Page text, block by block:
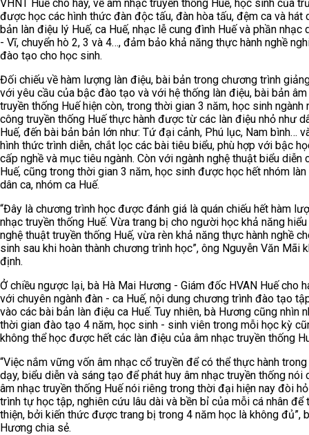
VHNT Huế cho hay, về âm nhạc truyền thống Huế, học sinh của
được học các hình thức đàn độc tấu, đàn hòa tấu, đệm ca và hát
bản làn điệu lý Huế, ca Huế, nhạc lễ cung đình Huế và phần nhạc
- Vĩ, chuyển hò 2, 3 và 4…, đảm bảo khả năng thực hành nghề
đào tạo cho học sinh.
Đối chiếu về hàm lượng làn điệu, bài bản trong chương trình
với yêu cầu của bậc đào tạo và với hệ thống làn điệu, bài bản
truyền thống Huế hiện còn, trong thời gian 3 năm, học sinh ngành
công truyền thống Huế thực hành được từ các làn điệu nhỏ như
Huế, đến bài bản bản lớn như: Tứ đại cảnh, Phú lục, Nam bình…
hình thức trình diễn, chắt lọc các bài tiêu biểu, phù hợp với bậc
cấp nghề và mục tiêu ngành. Còn với ngành nghệ thuật biểu diễn
Huế, cũng trong thời gian 3 năm, học sinh được học hết nhóm
dân ca, nhóm ca Huế.
“Đây là chương trình học được đánh giá là quán chiếu hết hàm
nhạc truyền thống Huế. Vừa trang bị cho người học khả năng
nghệ thuật truyền thống Huế, vừa rèn khả năng thực hành nghề
sinh sau khi hoàn thành chương trình học”, ông Nguyễn Văn Mãi
định.
Ở chiều ngược lại, bà Hà Mai Hương - Giám đốc HVAN Huế cho
với chuyên ngành đàn - ca Huế, nội dung chương trình đào tạo
vào các bài bản làn điệu ca Huế. Tuy nhiên, bà Hương cũng nhìn
thời gian đào tạo 4 năm, học sinh - sinh viên trong mỗi học kỳ
không thể học được hết các làn điệu của âm nhạc truyền thống
“Việc nắm vững vốn âm nhạc cổ truyền để có thể thực hành
dạy, biểu diễn và sáng tạo để phát huy âm nhạc truyền thống nói
âm nhạc truyền thống Huế nói riêng trong thời đại hiện nay đòi
trình tự học tập, nghiên cứu lâu dài và bền bỉ của mỗi cá nhân để
thiện, bởi kiến thức được trang bị trong 4 năm học là không đủ”,
Hương chia sẻ.